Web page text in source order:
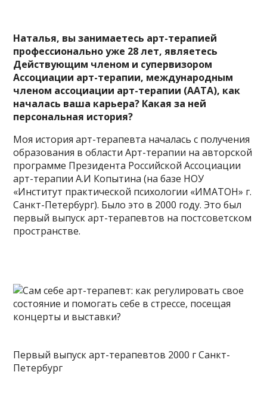
Наталья, вы занимаетесь арт-терапией
профессионально уже 28 лет, являетесь
Действующим членом и супервизором
Ассоциации арт-терапии, международным
членом ассоциации арт-терапии (ААТА), как
началась ваша карьера? Какая за ней
персональная история?
Моя история арт-терапевта началась с получения
образования в области Арт-терапии на авторской
программе Президента Российской Ассоциации
арт-терапии А.И Копытина (на базе НОУ
«Институт практической психологии «ИМАТОН» г.
Санкт-Петербург). Было это в 2000 году. Это был
первый выпуск арт-терапевтов на постсоветском
пространстве.
Первый выпуск арт-терапевтов 2000 г Санкт-
Петербург